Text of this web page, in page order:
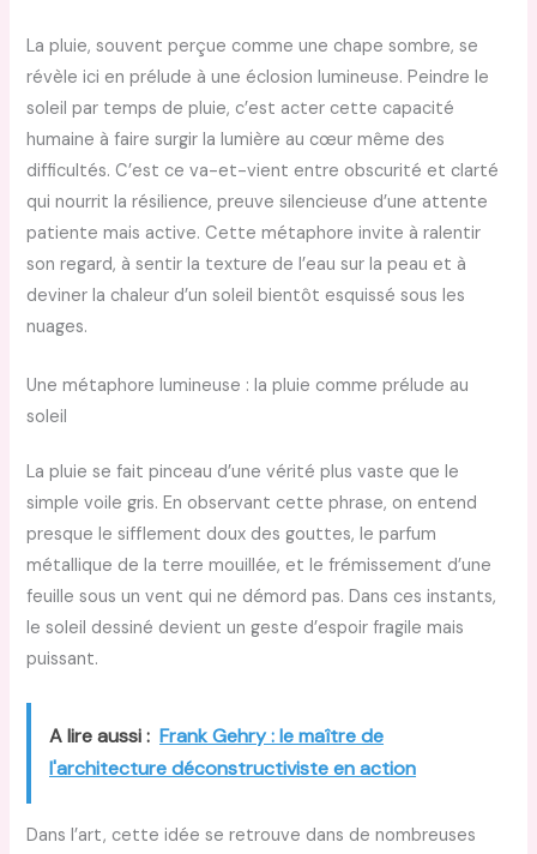
La pluie, souvent perçue comme une chape sombre, se
révèle ici en prélude à une éclosion lumineuse. Peindre le
soleil par temps de pluie, c’est acter cette capacité
humaine à faire surgir la lumière au cœur même des
difficultés. C’est ce va-et-vient entre obscurité et clarté
qui nourrit la résilience, preuve silencieuse d’une attente
patiente mais active. Cette métaphore invite à ralentir
son regard, à sentir la texture de l’eau sur la peau et à
deviner la chaleur d’un soleil bientôt esquissé sous les
nuages.
Une métaphore lumineuse : la pluie comme prélude au
soleil
La pluie se fait pinceau d’une vérité plus vaste que le
simple voile gris. En observant cette phrase, on entend
presque le sifflement doux des gouttes, le parfum
métallique de la terre mouillée, et le frémissement d’une
feuille sous un vent qui ne démord pas. Dans ces instants,
le soleil dessiné devient un geste d’espoir fragile mais
puissant.
A lire aussi : Frank Gehry : le maître de
l'architecture déconstructiviste en action
Dans l’art, cette idée se retrouve dans de nombreuses